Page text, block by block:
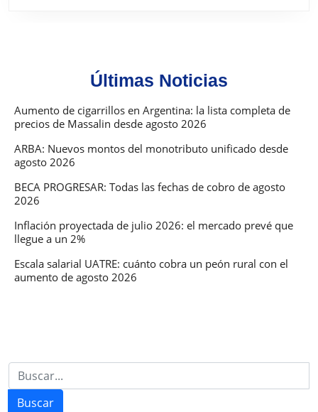
2026
Últimas Noticias
Aumento de cigarrillos en Argentina: la lista completa de
precios de Massalin desde agosto 2026
ARBA: Nuevos montos del monotributo unificado desde
agosto 2026
BECA PROGRESAR: Todas las fechas de cobro de agosto
2026
Inflación proyectada de julio 2026: el mercado prevé que
llegue a un 2%
Escala salarial UATRE: cuánto cobra un peón rural con el
aumento de agosto 2026
Buscar